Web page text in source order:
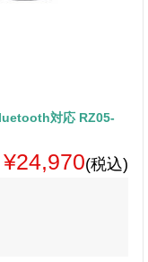
対応 RZ05-
¥24,970(税込)